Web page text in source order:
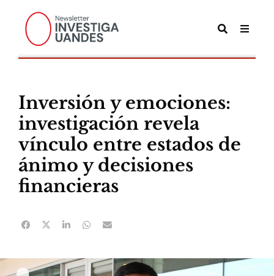
Inversión y emociones:
investigación revela
vínculo entre estados de
ánimo y decisiones
financieras